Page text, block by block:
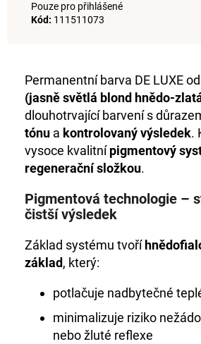
Pouze pro přihlášené
Kód: 111511073
Permanentní barva DE LUXE
(jasně světlá blond hnědo-
dlouhotrvající barvení s
tónu a kontrolovaný výsledek.
vysoce kvalitnípigmentový
regenerační složkou.
Pigmentová technologie –
čistší výsledek
Základ systému tvoří
základ, který:
potlačuje nadbytečné
minimalizuje riziko
nebo žluté reflexe
m
DE
LUXE
OXIDANT
1000